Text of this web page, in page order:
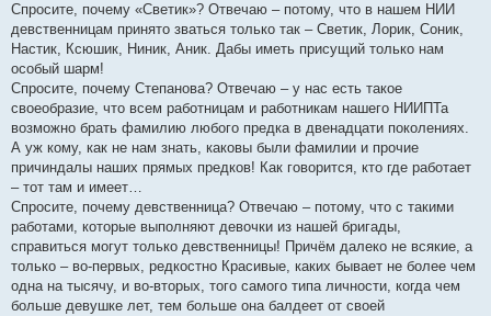
Спросите, почему «Светик»? Отвечаю – потому, что в нашем НИИ
девственницам принято зваться только так – Светик, Лорик, Соник,
Настик, Ксюшик, Ниник, Аник. Дабы иметь присущий только нам
особый шарм!
Спросите, почему Степанова? Отвечаю – у нас есть такое
своеобразие, что всем работницам и работникам нашего НИИПТа
возможно брать фамилию любого предка в двенадцати поколениях.
А уж кому, как не нам знать, каковы были фамилии и прочие
причиндалы наших прямых предков! Как говорится, кто где работает
– тот там и имеет…
Спросите, почему девственница? Отвечаю – потому, что с такими
работами, которые выполняют девочки из нашей бригады,
справиться могут только девственницы! Причём далеко не всякие, а
только – во-первых, редкостно Красивые, каких бывает не более чем
одна на тысячу, и во-вторых, того самого типа личности, когда чем
больше девушке лет, тем больше она балдеет от своей